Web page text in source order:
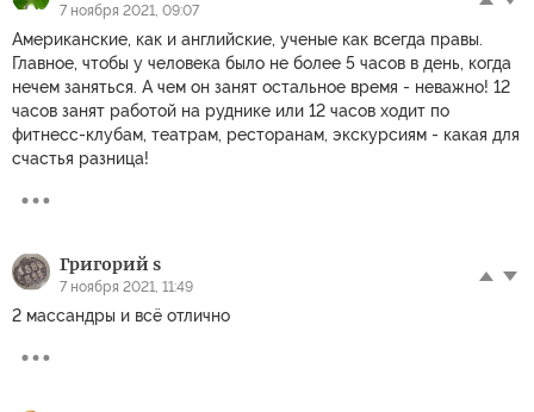
7 ноября 2021, 09:07
Американские, как и английские, ученые как всегда правы.
Главное, чтобы у человека было не более 5 часов в день, когда
нечем заняться. А чем он занят остальное время - неважно! 12
часов занят работой на руднике или 12 часов ходит по
фитнесс-клубам, театрам, ресторанам, экскурсиям - какая для
счастья разница!
Григорий s
7 ноября 2021, 11:49
2 массандры и всë отлично